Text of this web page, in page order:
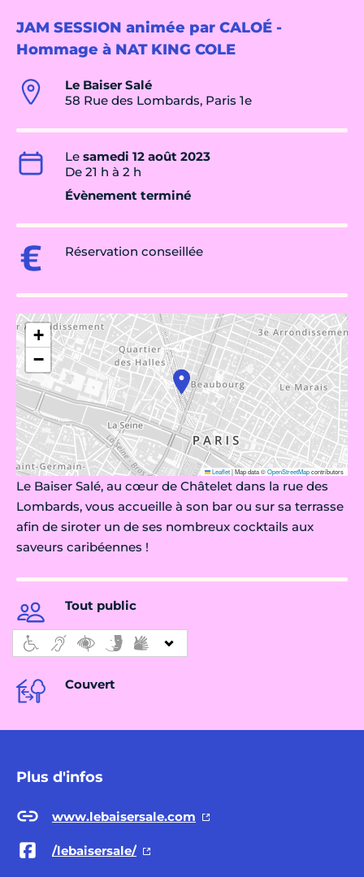
JAM SESSION animée par CALOÉ -
Hommage à NAT KING COLE
Le Baiser Salé
58 Rue des Lombards, Paris 1e
Le samedi 12 août 2023
De 21 h à 2 h
Évènement terminé
Réservation conseillée
+
−
Leaflet|Map data ©OpenStreetMapcontributors
Le Baiser Salé, au cœur de Châtelet dans la rue des
Lombards, vous accueille à son bar ou sur sa terrasse
afin de siroter un de ses nombreux cocktails aux
saveurs caribéennes !
Tout public
Couvert
Plus d'infos
www.lebaisersale.com
/lebaisersale/